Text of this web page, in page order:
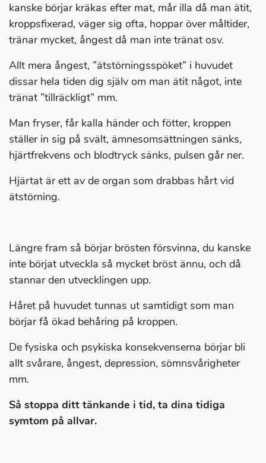
kanske börjar kräkas efter mat, mår illa då man ätit,
kroppsfixerad, väger sig ofta, hoppar över måltider,
tränar mycket, ångest då man inte tränat osv.
Allt mera ångest, ”ätstörningsspöket” i huvudet
dissar hela tiden dig själv om man ätit något, inte
tränat ”tillräckligt” mm.
Man fryser, får kalla händer och fötter, kroppen
ställer in sig på svält, ämnesomsättningen sänks,
hjärtfrekvens och blodtryck sänks, pulsen går ner.
Hjärtat är ett av de organ som drabbas hårt vid
ätstörning.
Längre fram så börjar brösten försvinna, du kanske
inte börjat utveckla så mycket bröst ännu, och då
stannar den utvecklingen upp.
Håret på huvudet tunnas ut samtidigt som man
börjar få ökad behåring på kroppen.
De fysiska och psykiska konsekvenserna börjar bli
allt svårare, ångest, depression, sömnsvårigheter
mm.
Så stoppa ditt tänkande i tid, ta dina tidiga
symtom på allvar.